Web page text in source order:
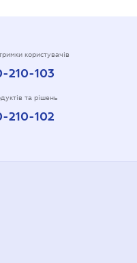
користувачів
210-103
та рішень
210-102